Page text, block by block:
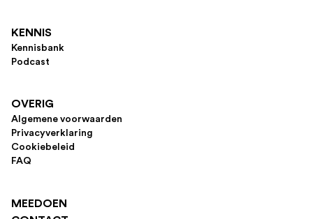
KENNIS
Kennisbank
Podcast
OVERIG
Algemene voorwaarden
Privacyverklaring
Cookiebeleid
FAQ
MEEDOEN